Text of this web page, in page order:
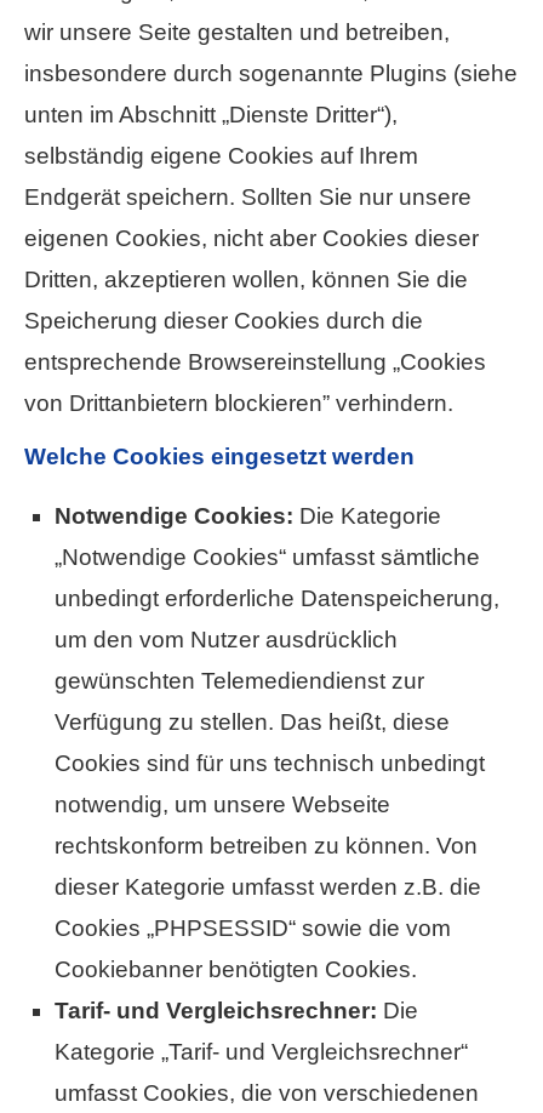
wir unsere Seite gestalten und betreiben,
insbesondere durch sogenannte Plugins (siehe
unten im Abschnitt „Dienste Dritter“),
selbständig eigene Cookies auf Ihrem
Endgerät speichern. Sollten Sie nur unsere
eigenen Cookies, nicht aber Cookies dieser
Dritten, akzeptieren wollen, können Sie die
Speicherung dieser Cookies durch die
entsprechende Browsereinstellung „Cookies
von Drittanbietern blockieren” verhindern.
Welche Cookies eingesetzt werden
Notwendige Cookies: Die Kategorie
„Notwendige Cookies“ umfasst sämtliche
unbedingt erforderliche Datenspeicherung,
um den vom Nutzer ausdrücklich
gewünschten Telemediendienst zur
Verfügung zu stellen. Das heißt, diese
Cookies sind für uns technisch unbedingt
notwendig, um unsere Webseite
rechtskonform betreiben zu können. Von
dieser Kategorie umfasst werden z.B. die
Cookies „PHPSESSID“ sowie die vom
Cookiebanner benötigten Cookies.
Tarif- und Vergleichsrechner: Die
Kategorie „Tarif- und Vergleichsrechner“
umfasst Cookies, die von verschiedenen